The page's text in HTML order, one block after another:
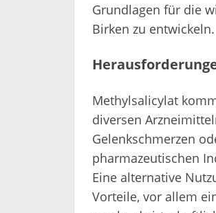
Grundlagen für die
Birken zu entwickeln.
Methylsalicylat
diversen
Gelenkschmerzen
pharmazeutischen
Eine alternative
Vorteile, vor allem